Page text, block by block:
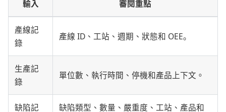
輸入 審閱重點
產線記
錄
產線 ID、工站、週期、狀態和 OEE。
生產記
錄
單位數、執行時間、停機和產品上下文。
缺陷記
缺陷類型、數量、嚴重度、工站、產品和